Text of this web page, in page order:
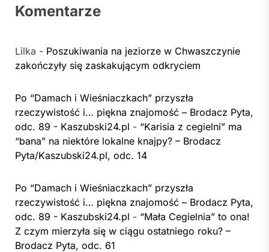
Komentarze
Lilka - Poszukiwania na jeziorze w Chwaszczynie
zakończyły się zaskakującym odkryciem
Po “Damach i Wieśniaczkach” przyszła
rzeczywistość i… piękna znajomość – Brodacz Pyta,
odc. 89 - Kaszubski24.pl - “Karisia z cegielni” ma
“bana” na niektóre lokalne knajpy? – Brodacz
Pyta/Kaszubski24.pl, odc. 14
Po “Damach i Wieśniaczkach” przyszła
rzeczywistość i… piękna znajomość – Brodacz Pyta,
odc. 89 - Kaszubski24.pl - “Mała Cegielnia” to ona!
Z czym mierzyła się w ciągu ostatniego roku? –
Brodacz Pyta, odc. 61